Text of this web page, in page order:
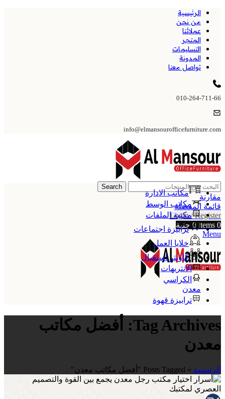
الرئيسية
من نحن
عملائنا
المتجر
التسليمات
المدونة
تواصل معنا
010-264-711-66
info@elmansourofficefurniture.com
Search
مقارنة
قائمة المفضلة
Login / Register
0
items
0 جنية
Menu
مكاتب الادارة
مكاتب الوسط
مكتبة الملفات
ترابيزة اجتماعات
خلايا العمل
كاونتر استقبال
الانتريهات
الكراسي
معدن
ترابيزة قهوة
Tag Archives: أفضل مكاتب
معدن
الرئيسية » Posts Tagged "أفضل مكاتب معدن"